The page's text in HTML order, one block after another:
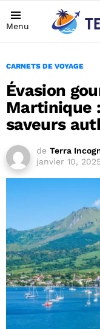
Menu
CARNETS DE VOYAGE
Évasion
Martinique
saveurs
de Terra
janvier 10,